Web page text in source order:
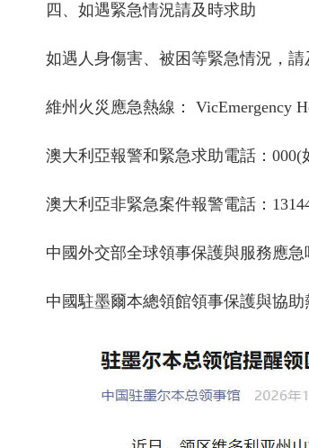
四、如遇緊急情況請及時求助
如遇人身傷害、被困等緊急情況，
維州火災應急熱線： VicEmergency
澳大利亞報警和緊急求助電話：000(
澳大利亞非緊急案件報警電話：
中國外交部全球領事保護與服務應急
中國駐墨爾本總領館領事保護與協助